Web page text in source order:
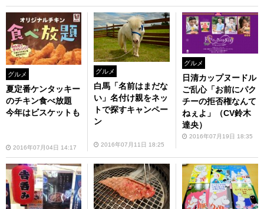
グルメ
夏定番ケンタッキー
のチキン食べ放題
今年はビスケットも
2016年07月04日 14:17
グルメ
白馬「名前はまだな
い」名付け親をネッ
トで探すキャンペー
ン
2016年07月11日 18:25
グルメ
日清カップヌードル
ご乱心「お前にパク
チーの拒否権なんて
ねぇよ」（CV鈴木
達央）
2016年07月19日 18:35